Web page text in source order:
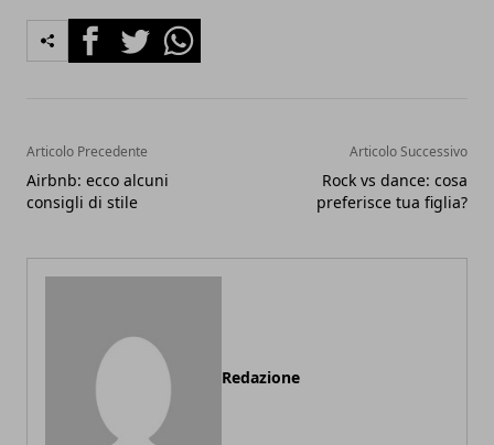
FacebookTwitterWhatsapp
Articolo Precedente
Airbnb: ecco alcuni
consigli di stile
Articolo Successivo
Rock vs dance: cosa
preferisce tua figlia?
Redazione